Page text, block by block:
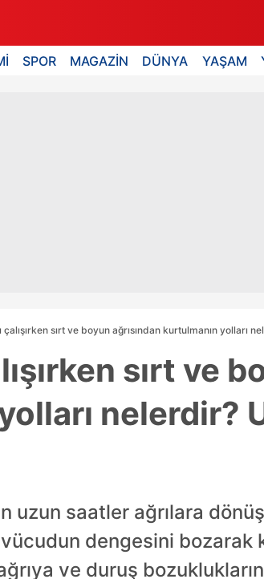
SPOR MAGAZİN DÜNYA YAŞAM
çalışırken sırt ve boyun ağrısından kurtulmanın yolları
sırt ve
nelerdir?
uzun saatler ağrılara
dengesini bozarak
ve duruş